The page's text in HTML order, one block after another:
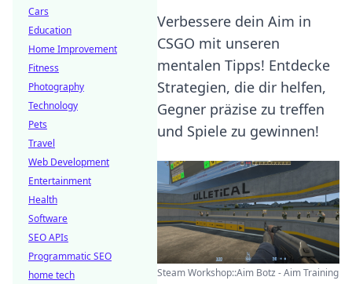
Verbessere dein Aim in
CSGO mit unseren
mentalen Tipps! Entdecke
Strategien, die dir helfen,
Gegner präzise zu treffen
und Spiele zu gewinnen!
Steam Workshop::Aim Botz - Aim Training
Cars
Education
Home Improvement
Fitness
Photography
Technology
Pets
Travel
Web Development
Entertainment
Health
Software
SEO APIs
Programmatic SEO
home tech